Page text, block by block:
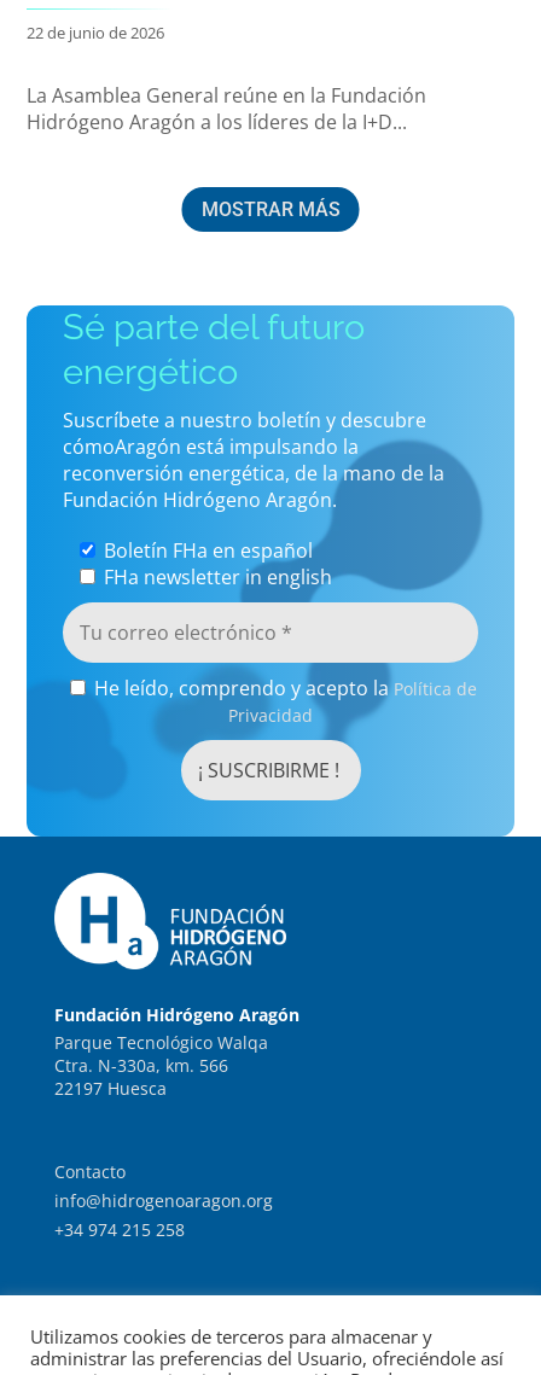
22 de junio de 2026
La Asamblea General reúne en la Fundación
Hidrógeno Aragón a los líderes de la I+D...
MOSTRAR MÁS
Sé parte del futuro
energético
Suscríbete a nuestro boletín y descubre
cómoAragón está impulsando la
reconversión energética, de la mano de la
Fundación Hidrógeno Aragón.
Boletín FHa en español
FHa newsletter in english
He leído, comprendo y acepto la Política de
Privacidad
Fundación Hidrógeno Aragón
Parque Tecnológico Walqa
Ctra. N-330a, km. 566
22197 Huesca
Contacto
info@hidrogenoaragon.org
+34 974 215 258
Intranet
Utilizamos cookies de terceros para almacenar y
administrar las preferencias del Usuario, ofreciéndole así